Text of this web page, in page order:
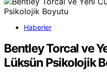
Haberler
Bentley Torcal ve
Lüksün Psikolojik